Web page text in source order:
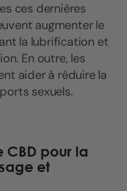
ces dernières
augmenter le
la lubrification et
En outre, les
aider à réduire la
sexuels.
CBD pour la
et